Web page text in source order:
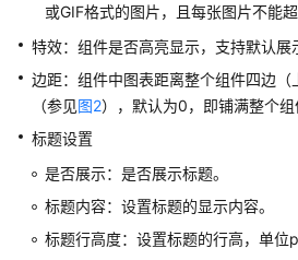
项
管
理
页
管
理
或GIF格式的图片，且每张图片不能超
特效：组件是否高亮显示，支持默认展
边距：组件中图表距离整个组件四边
（参见图2），默认为0，即铺满整个组
标题设置
是否展示：是否展示标题。
标题内容：设置标题的显示内容。
标题行高度：设置标题的行高，单位